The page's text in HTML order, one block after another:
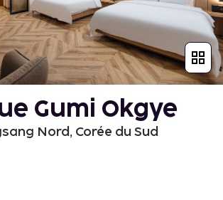
Gumi Okgye
Nord, Corée du Sud